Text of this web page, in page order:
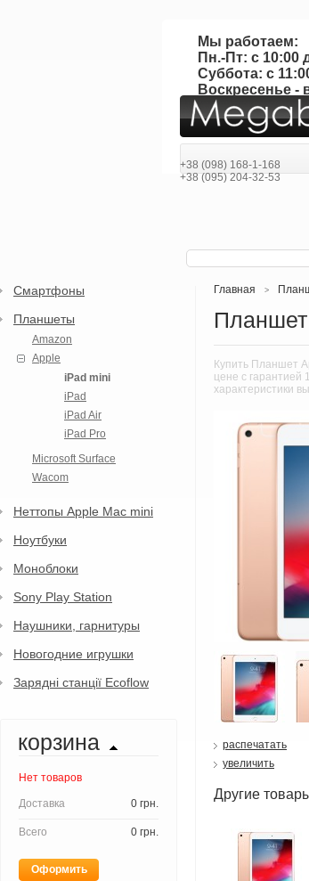
Мы работаем:
Пн.-Пт: с 10:00
Суббота: с
Воскресенье -
+38 (098) 168-1-168
+38 (095) 204-32-53
Смартфоны
Планшеты
Amazon
Apple
iPad mini
iPad
iPad Air
iPad Pro
Microsoft Surface
Wacom
Неттопы Apple Mac mini
Ноутбуки
Моноблоки
Sony Play Station
Наушники, гарнитуры
Новогодние игрушки
Зарядні станції Ecoflow
корзина
Нет товаров
Доставка 0 грн.
Всего 0 грн.
Оформить
Главная >
Планшет
Купить Планшет
цене с гарантией
характеристики
распечатать
увеличить
Другие